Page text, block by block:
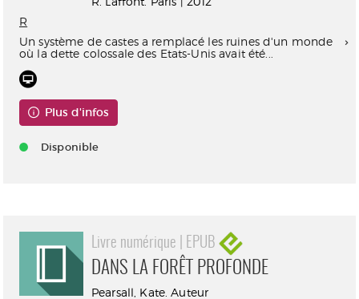
R
Un système de castes a remplacé les ruines d'un monde
où la dette colossale des Etats-Unis avait été...
Plus d'infos
Disponible
Livre numérique | EPUB
DANS LA FORÊT PROFONDE
Pearsall, Kate. Auteur